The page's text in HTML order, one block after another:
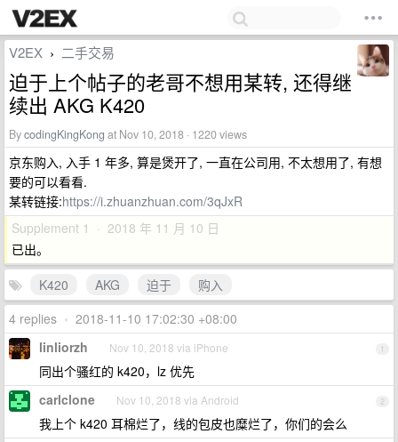
V2EX › 二手交易
迫于上个帖子的老哥不想用某转, 还得继
续出 AKG K420
BycodingKingKong at Nov 10, 2018 · 1220 views
京东购入, 入手 1 年多, 算是煲开了, 一直在公司用, 不太想用了, 有想
要的可以看看.
某转链接:https://i.zhuanzhuan.com/3qJxR
Supplement 1 · 2018 年 11 月 10 日
已出。
K420
AKG 迫于
购入
4 replies • 2018-11-10 17:02:30 +08:00
1
linliorzh Nov 10, 2018 via iPhone
同出个骚红的 k420，lz 优先
2
carlclone Nov 10, 2018 via Android
我上个 k420 耳棉烂了，线的包皮也糜烂了，你们的会么